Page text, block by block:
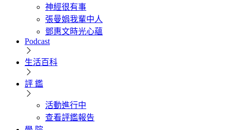
神經很有事
張曼娟我輩中人
鄧惠文時光心蘊
Podcast
生活百科
評 鑑
活動進行中
查看評鑑報告